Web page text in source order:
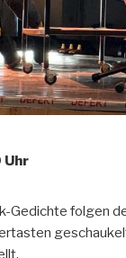
Uhr
Gedichte folgen